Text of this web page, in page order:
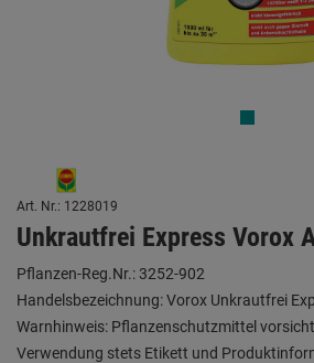
Art. Nr.: 1228019
Unkrautfrei Express Vorox
Pflanzen-Reg.Nr.: 3252-902
Handelsbezeichnung: Vorox Unkrautfrei
Warnhinweis: Pflanzenschutzmittel
Verwendung stets Etikett und